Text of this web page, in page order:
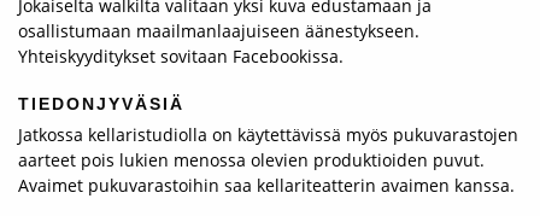
Jokaiselta walkilta valitaan yksi kuva edustamaan ja
osallistumaan maailmanlaajuiseen äänestykseen.
Yhteiskyyditykset sovitaan Facebookissa.
TIEDONJYVÄSIÄ
Jatkossa kellaristudiolla on käytettävissä myös pukuvarastojen
aarteet pois lukien menossa olevien produktioiden puvut.
Avaimet pukuvarastoihin saa kellariteatterin avaimen kanssa.